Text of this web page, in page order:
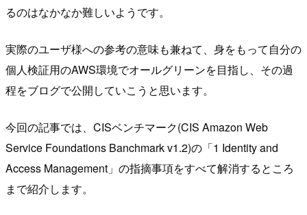
るのはなかなか難しいようです。
実際のユーザ様への参考の意味も兼ねて、身をもって自分の
個人検証用のAWS環境でオールグリーンを目指し、その過
程をブログで公開していこうと思います。
今回の記事では、CISベンチマーク(CIS Amazon Web
Service Foundations Banchmark v1.2)の「1 Identity and
Access Management」の指摘事項をすべて解消するところ
まで紹介します。